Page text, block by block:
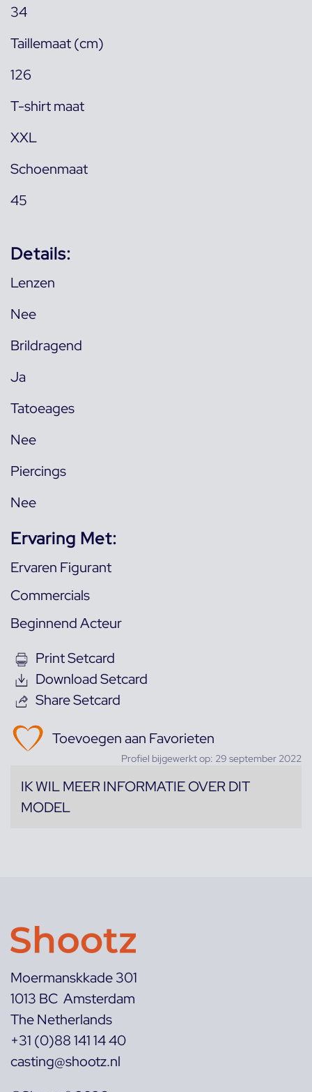
34
Taillemaat (cm)
126
T-shirt maat
XXL
Schoenmaat
45
Details:
Lenzen
Nee
Brildragend
Ja
Tatoeages
Nee
Piercings
Nee
Ervaring Met:
Ervaren Figurant
Commercials
Beginnend Acteur
Print Setcard
Download Setcard
Share Setcard
Toevoegen aan Favorieten
Profiel bijgewerkt op: 29 september 2022
IK WIL MEER INFORMATIE OVER DIT
MODEL
Moermanskkade 301
1013 BC Amsterdam
The Netherlands
+31 (0)88 141 14 40
casting@shootz.nl